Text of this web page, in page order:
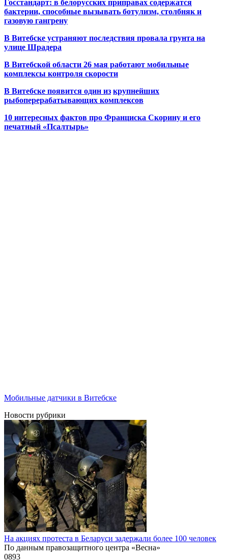
Госстандарт: в белорусских приправах содержатся
бактерии, способные вызывать ботулизм, столбняк и
газовую гангрену
В Витебске устраняют последствия провала грунта на
улице Шрадера
В Витебской области 26 мая работают мобильные
комплексы контроля скорости
В Витебске появится один из крупнейших
рыбоперерабатывающих комплексов
10 интересных фактов про Франциска Скорину и его
печатный «Псалтырь»
Мобильные датчики в Витебске
Новости рубрики
На акциях протеста в Беларуси задержали более 100 человек
По данным правозащитного центра «Весна»
0893